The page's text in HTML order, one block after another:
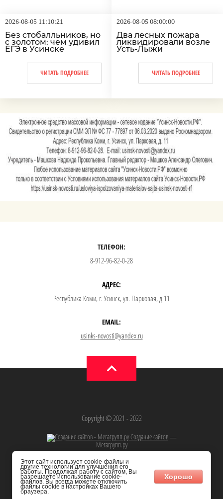
2026-08-05 11:10:21
Без стобалльников, но
с золотом: чем удивил
ЕГЭ в Усинске
ЧИТАТЬ ПОДРОБНЕЕ
2026-08-05 08:00:00
Два лесных пожара
ликвидировали возле
Усть-Лыжи
ЧИТАТЬ ПОДРОБНЕЕ
ТЕЛЕФОН:
8-912-96-82-0-28
АДРЕС:
Республика Коми, г. Усинск, ул. Парковая, д 11
EMAIL:
usinks-novosti@yandex.ru
Copyright © 2021 - 2022
Создание сайтов—
Мегагрупп.ру
Этот сайт использует cookie-файлы и
другие технологии для улучшения его
работы. Продолжая работу с сайтом, Вы
разрешаете использование cookie-
файлов. Вы всегда можете отключить
файлы cookie в настройках Вашего
браузера.
Хорошо